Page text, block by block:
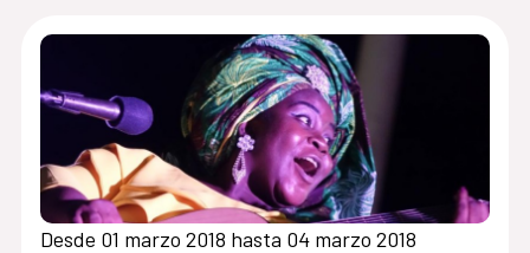
Desde 01 marzo 2018 hasta 04 marzo 2018